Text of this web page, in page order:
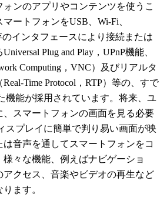
ンのアプリやコンテンツを使うこ
ートフォンをUSB、Wi-Fi、
のインタフェースにより接続または
Plug and Play，UPnP機能、
Computing，VNC）及びリアルタ
Time Protocol，RTP）等の、すで
機能が採用されています。将来、ユ
、スマートフォンの画面を見る必要
スプレイに簡単で判り易い画面が映
は音声を通してスマートフォンをコ
々な機能、例えばナビゲーショ
アクセス、音楽やビデオの再生など
ます。